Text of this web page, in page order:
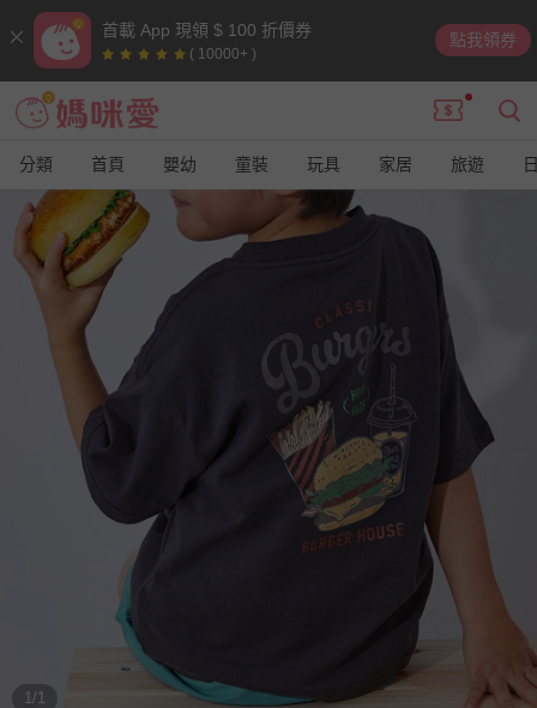
首載 App 現領 $ 100 折價券
( 10000+ )
點我領券
分類 首頁 嬰幼 童裝 玩具 家居 旅遊
1/1